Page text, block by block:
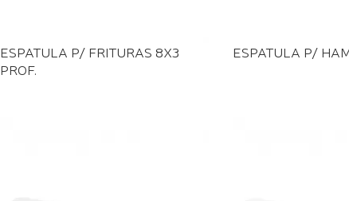
ESPATULA P/ FRITURAS 8X3
PROF.
ESPATULA P/